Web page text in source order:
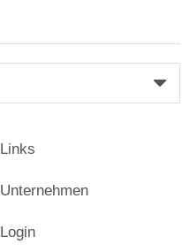
Links
Unternehmen
Login